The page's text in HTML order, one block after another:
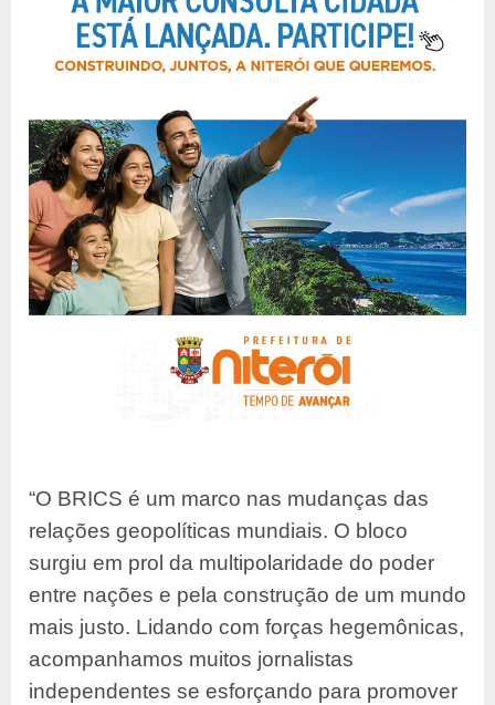
“O BRICS é um marco nas mudanças das
relações geopolíticas mundiais. O bloco
surgiu em prol da multipolaridade do poder
entre nações e pela construção de um mundo
mais justo. Lidando com forças hegemônicas,
acompanhamos muitos jornalistas
independentes se esforçando para promover